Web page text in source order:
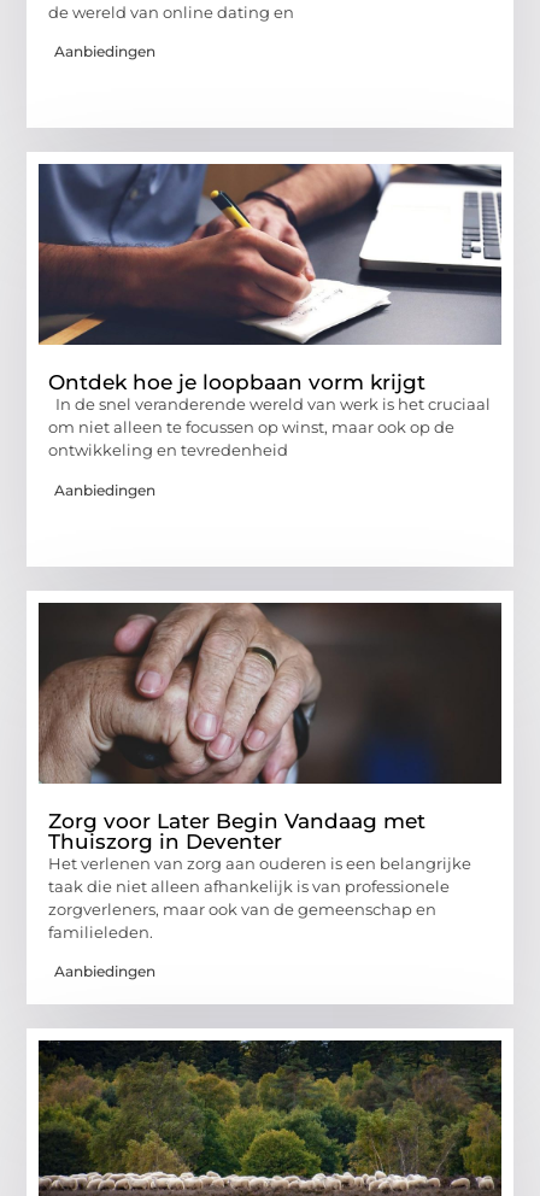
de wereld van online dating en
Aanbiedingen
Ontdek hoe je loopbaan vorm krijgt
In de snel veranderende wereld van werk is het cruciaal
om niet alleen te focussen op winst, maar ook op de
ontwikkeling en tevredenheid
Aanbiedingen
Zorg voor Later Begin Vandaag met
Thuiszorg in Deventer
Het verlenen van zorg aan ouderen is een belangrijke
taak die niet alleen afhankelijk is van professionele
zorgverleners, maar ook van de gemeenschap en
familieleden.
Aanbiedingen